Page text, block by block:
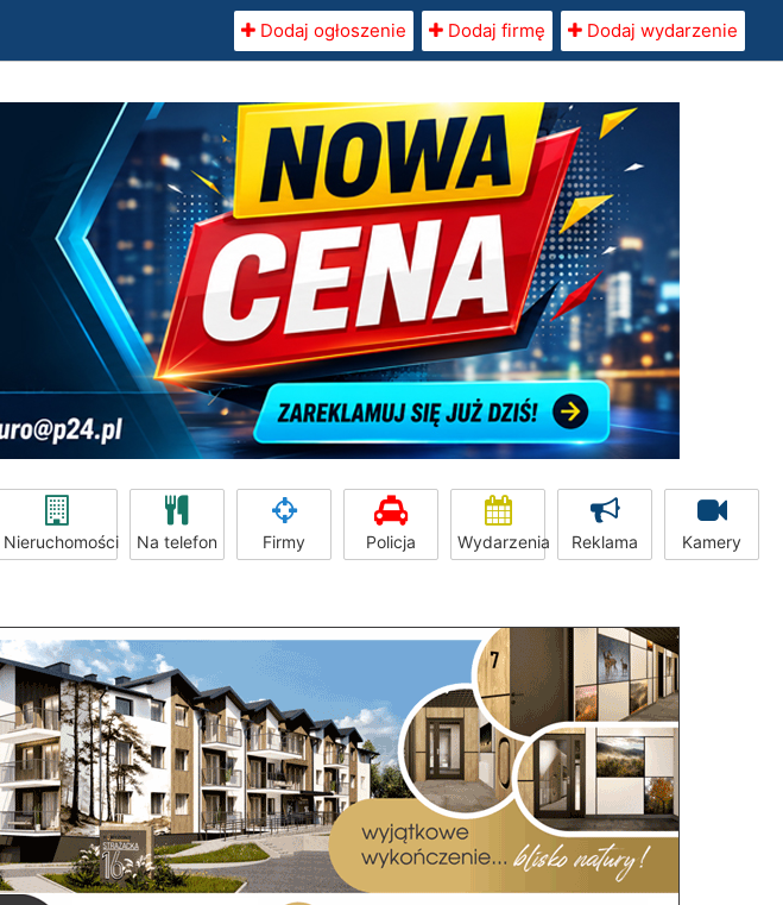
Dodaj ogłoszenie Dodaj firmę Dodaj wydarzenie
Nieruchomości Na telefon Firmy Policja Wydarzenia Reklama Kamery